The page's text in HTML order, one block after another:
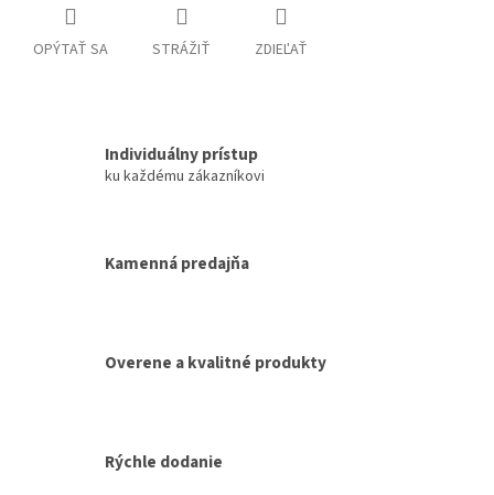
OPÝTAŤ SA STRÁŽIŤ ZDIEĽAŤ
Individuálny prístup
ku každému zákazníkovi
Kamenná predajňa
Overene a kvalitné produkty
Rýchle dodanie